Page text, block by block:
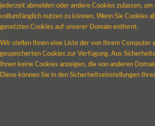
jederzeit abmelden oder andere Cookies zulassen,
vollumfänglich nutzen zu können. Wenn Sie Cookies
gesetzten Cookies auf unserer Domain entfernt.
Wir stellen Ihnen eine Liste der von Ihrem Computer
gespeicherten Cookies zur Verfügung. Aus
Ihnen keine Cookies anzeigen, die von anderen
Diese können Sie in den Sicherheitseinstellungen